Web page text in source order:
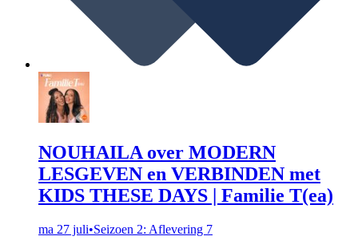
NOUHAILA over MODERN
LESGEVEN en VERBINDEN met
KIDS THESE DAYS | Familie T(ea)
ma 27 juli•Seizoen 2: Aflevering 7